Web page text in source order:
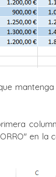
en